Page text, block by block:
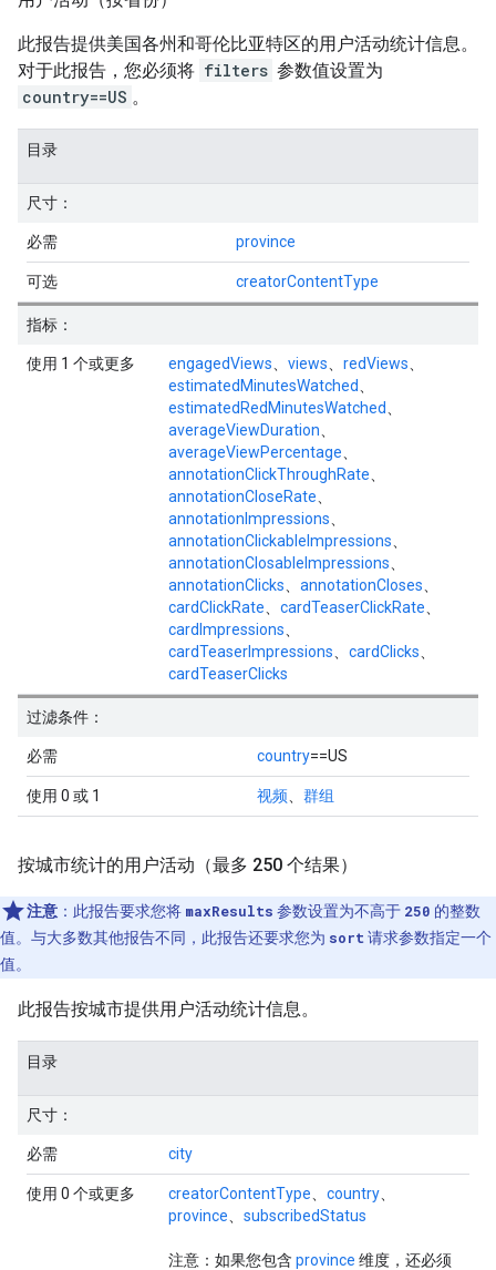
此报告提供美国各州和哥伦比亚特区的用户活动统计信息。
对于此报告，您必须将 filters 参数值设置为
country==US 。
目录
尺寸：
必需 province
可选 creatorContentType
指标：
使用 1 个或更多 engagedViews views redViews
estimatedMinutesWatched
estimatedRedMinutesWatched
averageViewDuration
averageViewPercentage
annotationClickThroughRate
annotationCloseRate
annotationImpressions
annotationClickableImpressions
annotationClosableImpressions
annotationClicks
annotationCloses
cardClickRate
cardTeaserClickRate
cardImpressions
cardTeaserImpressions
cardClicks
cardTeaserClicks
过滤条件：
必需 country==US
使用 0 或 1 视频 群组
按城市统计的用户活动（最多 250 个结果）
注意 ：此报告要求您将 maxResults 参数设置为不高于 250 的整数
值。与大多数其他报告不同，此报告还要求您为 sort 请求参数指定一个
值。
此报告按城市提供用户活动统计信息。
目录
尺寸：
必需 city
使用 0 个或更多 creatorContentType country
province
subscribedStatus
注意 ：如果您包含 province 维度，还必须